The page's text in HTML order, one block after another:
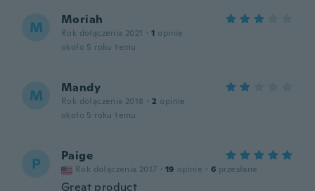
M Moriah
Rok dołączenia 2021 · 1 opinie
około 5 roku temu
M Mandy
Rok dołączenia 2018 · 2 opinie
około 5 roku temu
P Paige
Rok dołączenia 2017 · 19 opinie · 6 przesłane
Great product